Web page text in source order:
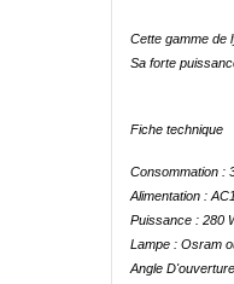
Cette gamme de
Sa forte
Fiche technique
Consommation :
Alimentation :
Puissance : 280
Lampe : Osram
Angle